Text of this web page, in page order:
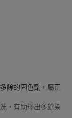
餘的固色劑，屬正
，有助釋出多餘染